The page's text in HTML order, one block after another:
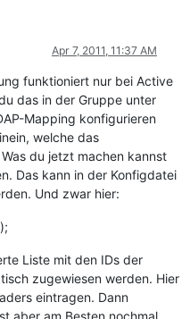
Apr 7, 2011, 11:37 AM
funktioniert nur bei Active
das in der Gruppe unter
Mapping konfigurieren
welche das
du jetzt machen kannst
Das kann in der Konfigdatei
Und zwar hier:
Liste mit den IDs der
zugewiesen werden. Hier
eintragen. Dann